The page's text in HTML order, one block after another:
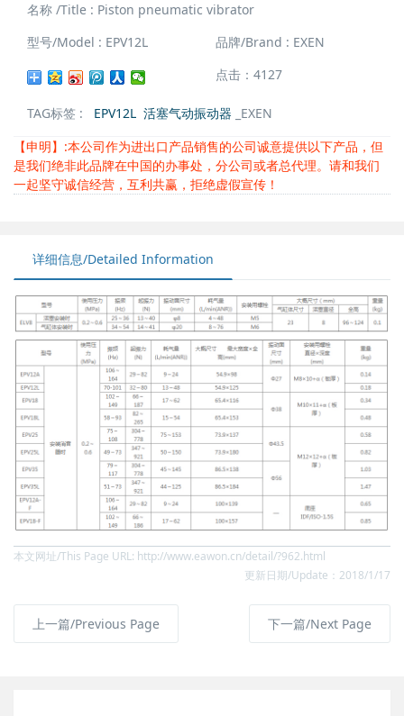
名称 /Title : Piston pneumatic vibrator
型号/Model : EPV12L
品牌/Brand : EXEN
点击：4127
TAG标签 : EPV12L 活塞气动振动器 _EXEN
【申明】:本公司作为进出口产品销售的公司诚意提供以下产品，但
是我们绝非此品牌在中国的办事处，分公司或者总代理。请和我们
一起坚守诚信经营，互利共赢，拒绝虚假宣传！
详细信息/Detailed Information
本文网址/This Page URL: http://www.eawon.cn/detail/?962.html
更新日期/Update：2018/1/17
上一篇/Previous Page 下一篇/Next Page